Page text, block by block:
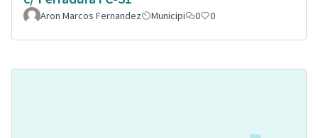
Aron Marcos Fernandez Municipi 0 0